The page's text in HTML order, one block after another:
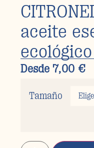
aceite
ecológico
Desde 7,00 €
Tamaño